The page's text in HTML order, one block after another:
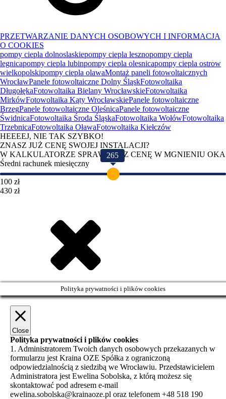
PRZETWARZANIE DANYCH OSOBOWYCH I INFORMACJA
O COOKIES
pompy ciepla dolnoslaskiepompy ciepla lesznopompy ciepla
legnicapompy ciepla lubinpompy ciepla olesnicapompy ciepla ostrow
wielkopolskipompy ciepla olawaMontaż paneli fotowoltaicznych
WrocławPanele fotowoltaiczne Dolny ŚląskFotowoltaika
DługołękaFotowoltaika Bielany WrocławskieFotowoltaika
MirkówFotowoltaika Kąty WrocławskiePanele fotowoltaiczne
BrzegPanele fotowoltaiczne OleśnicaPanele fotowoltaiczne
ŚwidnicaFotowoltaika Środa ŚląskaFotowoltaika WołówFotowoltaika
TrzebnicaFotowoltaika OławaFotowoltaika Kiełczów
HEEEEJ, NIE TAK SZYBKO!
ZNASZ JUŻ CENĘ SWOJEJ INSTALACJI?
W KALKULATORZE SPRAWDZISZ CENĘ W MGNIENIU OKA
Średni rachunek miesięczny
265
100 zł
430 zł
Polityka prywatności i plików cookies
Close
Polityka prywatności i plików cookies
1. Administratorem Twoich danych osobowych przekazanych w
formularzu jest Kraina OZE Spółka z ograniczoną
odpowiedzialnością z siedzibą we Wrocławiu. Przedstawicielem
Administratora jest Ewelina Sobolska, z którą możesz się
skontaktować pod adresem e-mail
ewelina.sobolska@krainaoze.pl oraz telefonem +48 518 190